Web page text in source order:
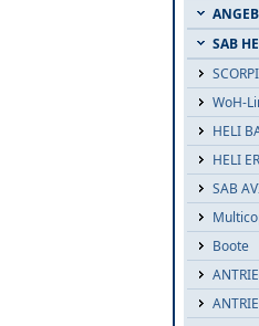
SAB
WoH-
HELI
HELI
SAB
Boote